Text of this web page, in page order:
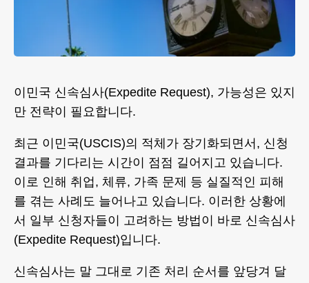
이민국 신속심사(Expedite Request), 가능성은 있지
만 전략이 필요합니다.
최근 이민국(USCIS)의 적체가 장기화되면서, 신청
결과를 기다리는 시간이 점점 길어지고 있습니다.
이로 인해 취업, 체류, 가족 문제 등 실질적인 피해
를 겪는 사례도 늘어나고 있습니다. 이러한 상황에
서 일부 신청자들이 고려하는 방법이 바로 신속심사
(Expedite Request)입니다.
신속심사는 말 그대로 기존 처리 순서를 앞당겨 달